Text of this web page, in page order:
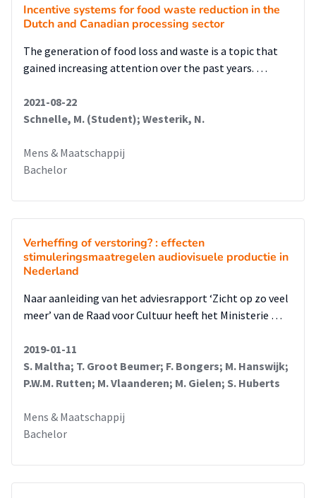
Incentive systems for food waste reduction in the
Dutch and Canadian processing sector
The generation of food loss and waste is a topic that
gained increasing attention over the past years. …
2021-08-22
Schnelle, M. (Student); Westerik, N.
Mens & Maatschappij
Bachelor
Verheffing of verstoring? : effecten
stimuleringsmaatregelen audiovisuele productie in
Nederland
Naar aanleiding van het adviesrapport ‘Zicht op zo veel
meer’ van de Raad voor Cultuur heeft het Ministerie …
2019-01-11
S. Maltha; T. Groot Beumer; F. Bongers; M. Hanswijk;
P.W.M. Rutten; M. Vlaanderen; M. Gielen; S. Huberts
Mens & Maatschappij
Bachelor